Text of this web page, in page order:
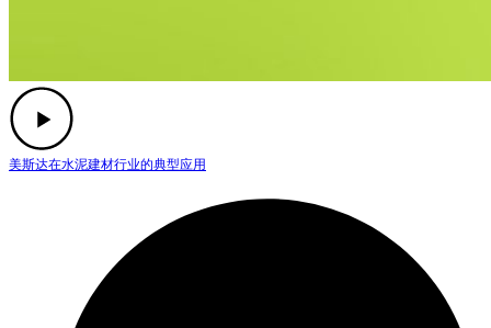
美斯达在水泥建材行业的典型应用